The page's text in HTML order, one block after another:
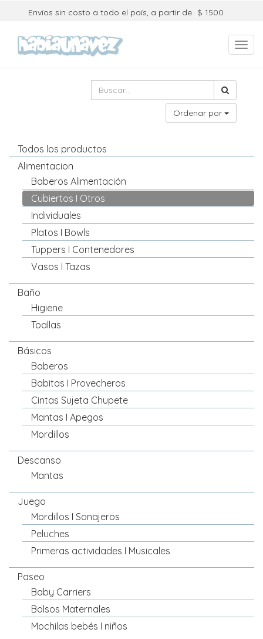
Envíos sin costo a todo el país, a partir de $ 1500
Ordenar por
Todos los productos
Alimentacion
Baberos Alimentación
Cubiertos I Otros
Individuales
Platos I Bowls
Tuppers I Contenedores
Vasos I Tazas
Baño
Higiene
Toallas
Básicos
Baberos
Babitas I Provecheros
Cintas Sujeta Chupete
Mantas I Apegos
Mordillos
Descanso
Mantas
Juego
Mordillos I Sonajeros
Peluches
Primeras actividades I Musicales
Paseo
Baby Carriers
Bolsos Maternales
Mochilas bebés I niños